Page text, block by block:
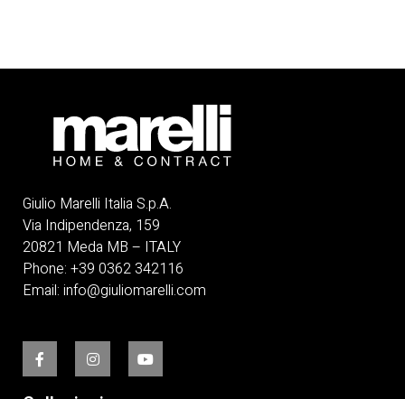
Giulio Marelli Italia S.p.A.
Via Indipendenza, 159
20821 Meda MB – ITALY
Phone: +39 0362 342116
Email: info@giuliomarelli.com